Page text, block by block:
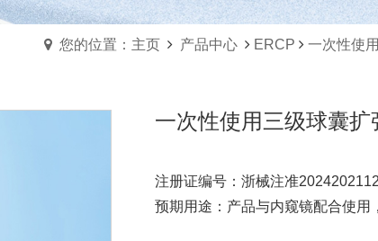
您的位置：主页 产品中心 ERCP 一次性使
一次性使用三级球囊扩
注册证编号：浙械注准
预期用途：产品与内窥镜配合使用